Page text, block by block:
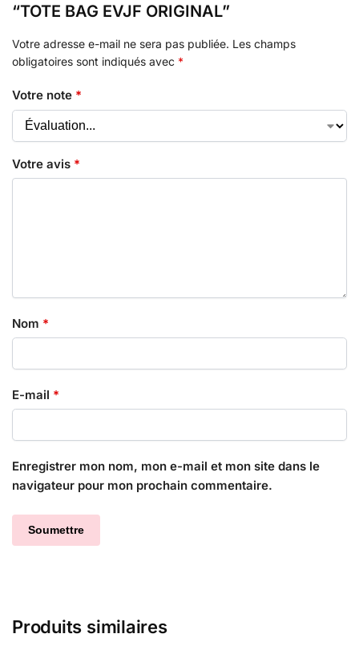
“TOTE BAG EVJF ORIGINAL”
Votre adresse e-mail ne sera pas publiée. Les champs
obligatoires sont indiqués avec *
Votre note *
Votre avis *
Nom *
E-mail *
Enregistrer mon nom, mon e-mail et mon site dans le
navigateur pour mon prochain commentaire.
Produits similaires